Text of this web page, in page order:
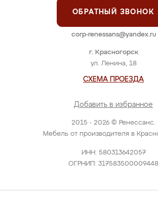
2015 - 2026 © Ренессанс.
Мебель от производителя в
ИНН: 580313642057
ОГРНИП: 317583500009448
г. Красногорск
ул. Ленина, 18
СХЕМА ПРОЕЗДА
Добавить в избранное
ОБРАТНЫЙ ЗВОНОК
corp-renessans@yandex.ru